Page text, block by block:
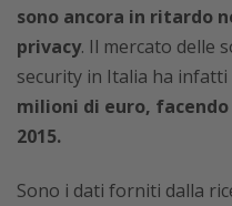
sono ancora in ritardo
privacy. Il mercato delle
security in Italia ha
milioni di euro,
2015.
Sono i dati forniti dalla